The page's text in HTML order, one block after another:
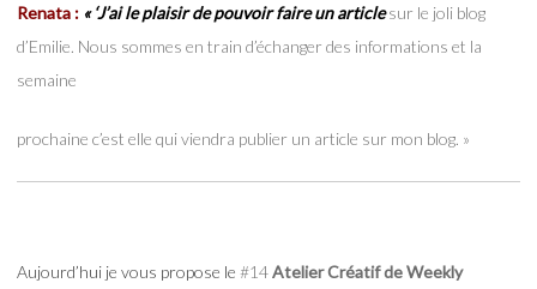
Renata : « ‘J’ai le plaisir de pouvoir faire un articlesur le joli blog
d’Emilie. Nous sommes en train d’échanger des informations et la
semaine
prochaine c’est elle qui viendra publier un article sur mon blog. »
Aujourd’hui je vous propose le #14Atelier Créatif de Weekly